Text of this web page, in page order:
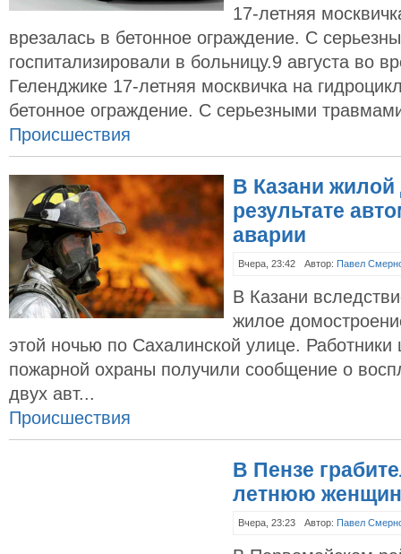
17-летняя
врезалась в бетонное ограждение. С
госпитализировали в больницу.9 августа во
Геленджике 17-летняя москвичка на
бетонное ограждение. С серьезными
Происшествия
В Казани жилой
результате
аварии‍
Вчера, 23:42 Автор: Павел
В Казани
жилое
этой ночью по Сахалинской улице. Работники
пожарной охраны получили сообщение о
двух авт...
Происшествия
В Пензе
летнюю
Вчера, 23:23 Автор: Павел